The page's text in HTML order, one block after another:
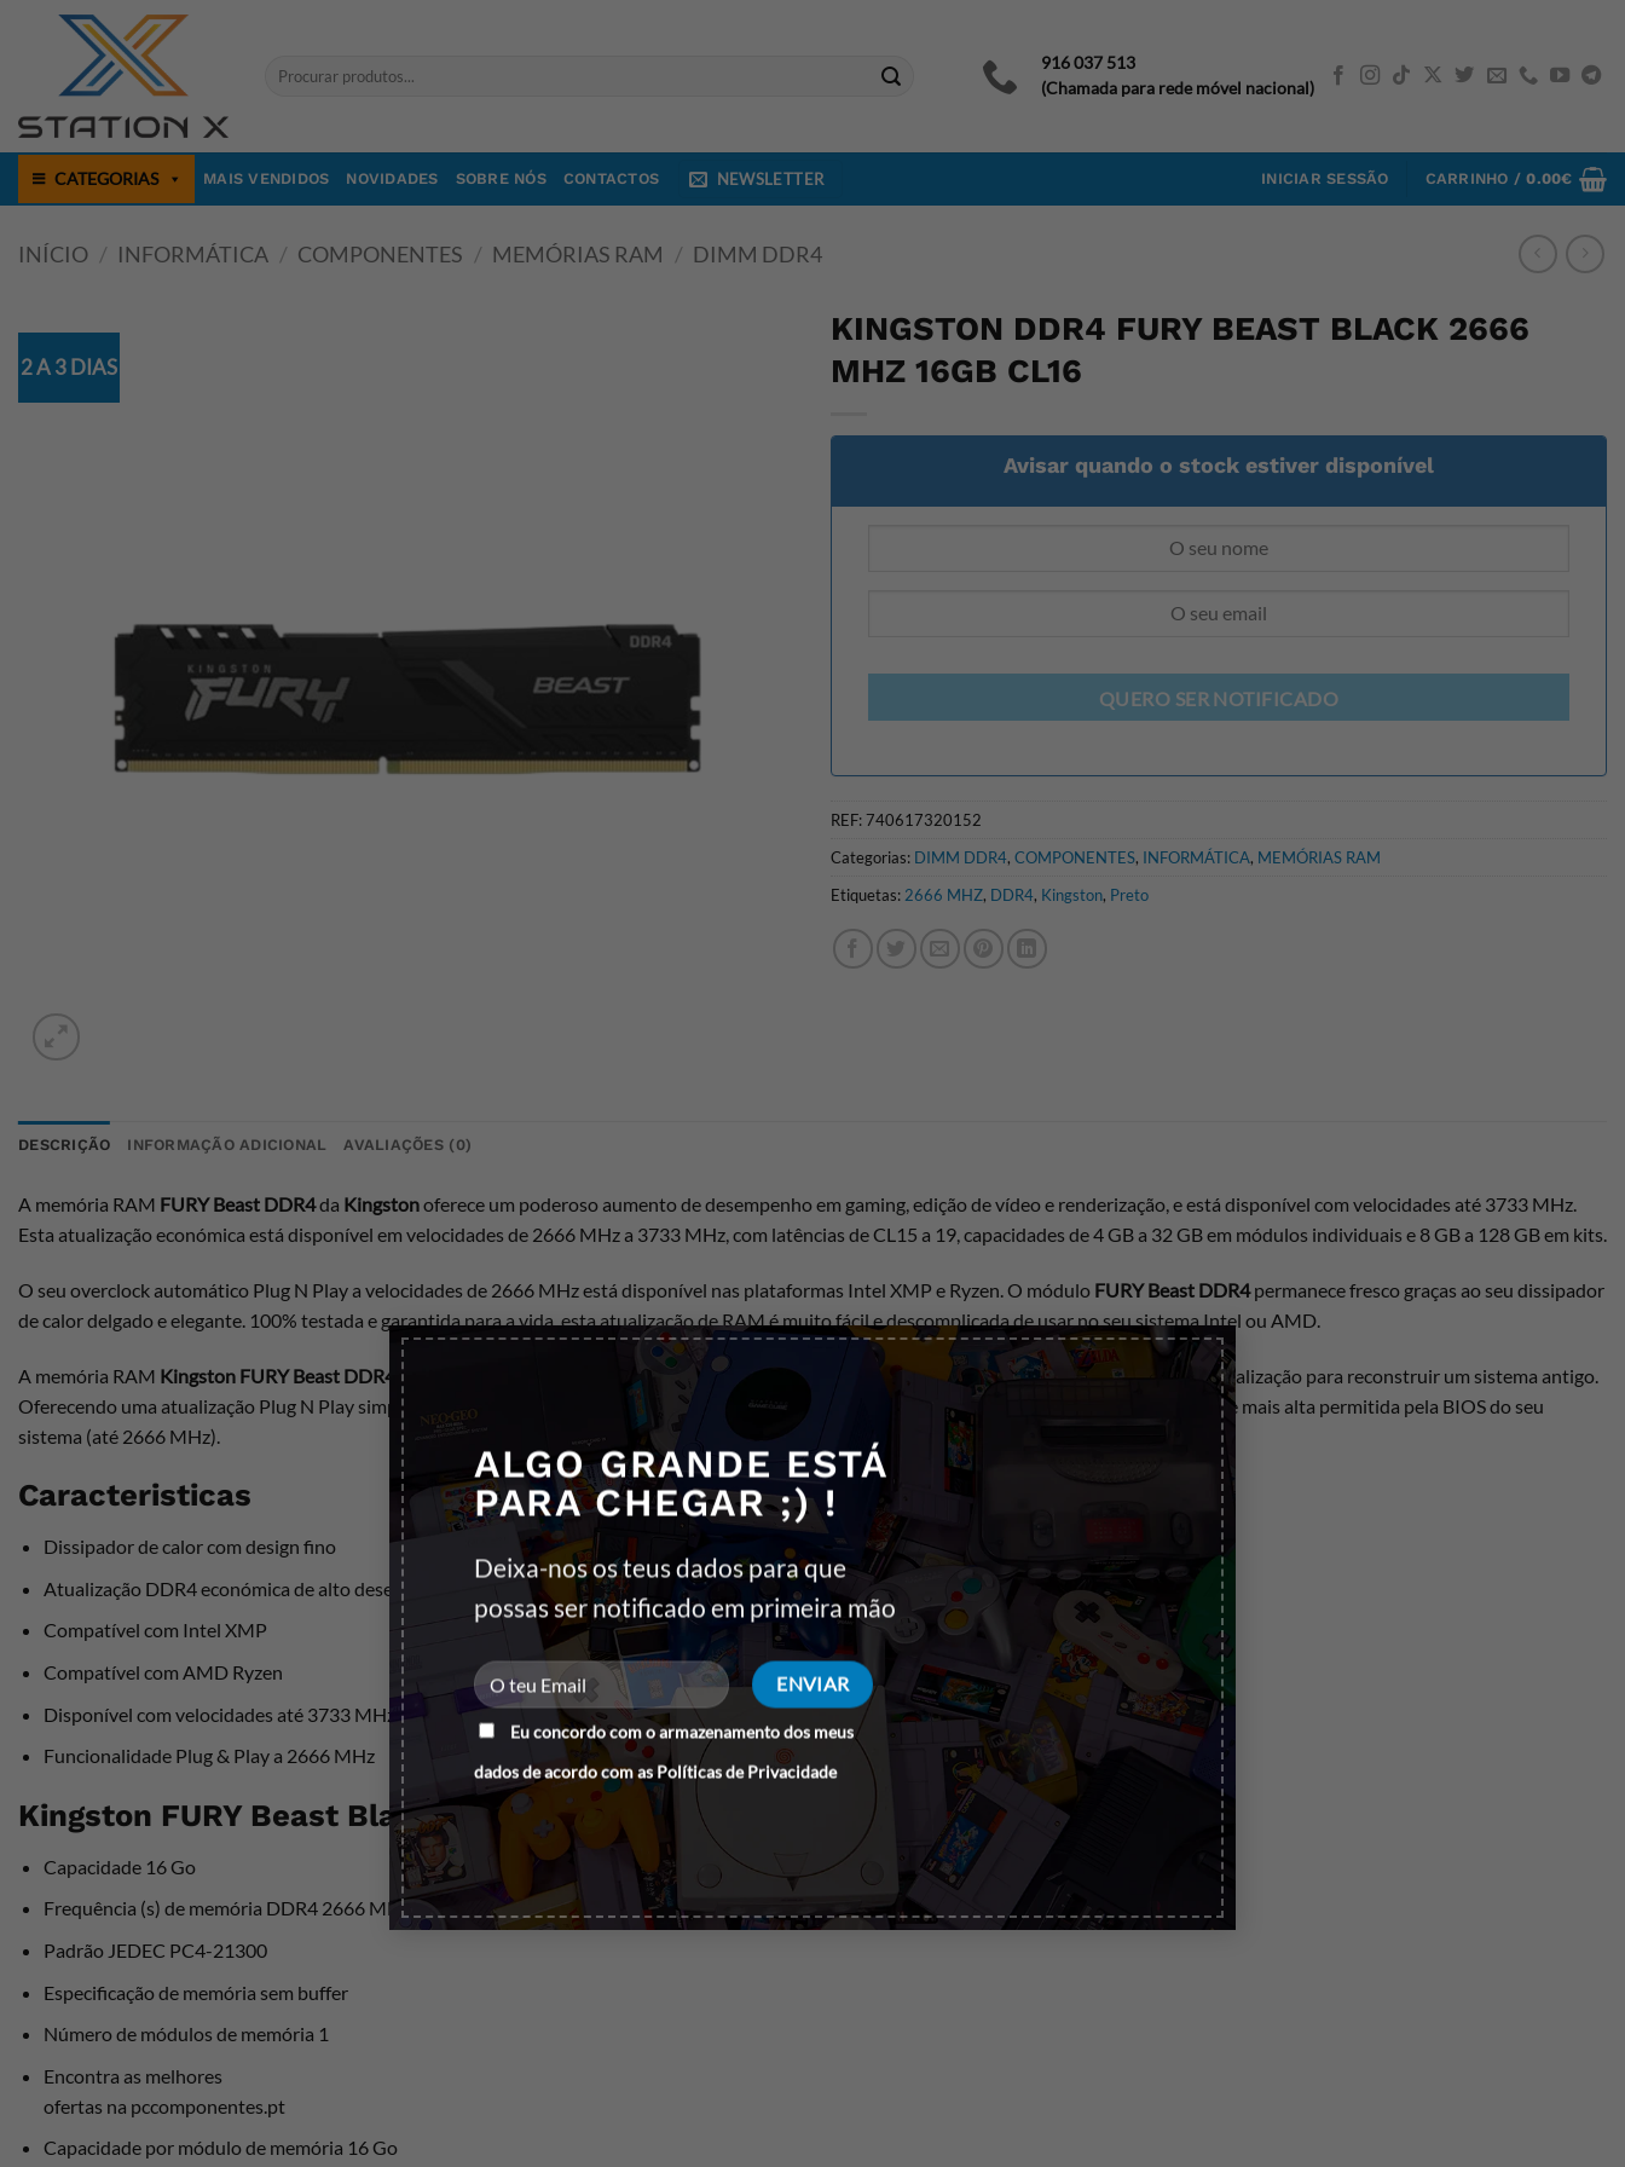
ALGO GRANDE ESTÁ
PARA CHEGAR ;) !
Deixa-nos os teus dados para que
possas ser notificado em primeira mão
Eu concordo com o armazenamento dos meus
dados de acordo com as Políticas de Privacidade
×
Pesquisar
916 037 513
(Chamada para rede móvel nacional)
CATEGORIAS MAIS VENDIDOS NOVIDADES SOBRE NÓS CONTACTOS NEWSLETTER INICIAR SESSÃO CARRINHO /0.00€
INÍCIO / INFORMÁTICA / COMPONENTES / MEMÓRIAS RAM / DIMM DDR4
2 A 3 DIAS
KINGSTON DDR4 FURY BEAST BLACK 2666
MHZ 16GB CL16
Avisar quando o stock estiver disponível
QUERO SER NOTIFICADO
REF:740617320152
Categorias: DIMM DDR4, COMPONENTES, INFORMÁTICA, MEMÓRIAS RAM
Etiquetas: 2666 MHZ, DDR4, Kingston, Preto
DESCRIÇÃO INFORMAÇÃO ADICIONAL AVALIAÇÕES (0)
A memória RAM FURY Beast DDR4da Kingstonoferece um poderoso aumento de desempenho em gaming, edição de vídeo e renderização, e está disponível com velocidades até 3733 MHz.
Esta atualização económica está disponível em velocidades de 2666 MHz a 3733 MHz, com latências de CL15 a 19, capacidades de 4 GB a 32 GB em módulos individuais e 8 GB a 128 GB em kits.
O seu overclock automático Plug N Play a velocidades de 2666 MHz está disponível nas plataformas Intel XMP e Ryzen. O módulo FURY Beast DDR4permanece fresco graças ao seu dissipador
de calor delgado e elegante. 100% testada e garantida para a vida, esta atualização de RAM é muito fácil e descomplicada de usar no seu sistema Intel ou AMD.
A memória RAM Kingston FURY Beast DDR4 é a escolha perfeita para desenvolvedores de sistemas e para qualquer utilizador que procure uma atualização para reconstruir um sistema antigo.
Oferecendo uma atualização Plug N Play simples e fácil, a memória
Kingston FURY Beast DDR4
fará o overclock automaticamente para a velocidade mais alta permitida pela BIOS do seu
sistema (até 2666 MHz).
Caracteristicas
Dissipador de calor com design fino
Atualização DDR4 económica de alto desempenho
Compatível com Intel XMP
Compatível com AMD Ryzen
Disponível com velocidades até 3733 MHz e capacidades até 128 GB
Funcionalidade Plug & Play a 2666 MHz
Kingston FURY Beast Black DDR4 Especificações:
Capacidade 16 Go
Frequência (s) de memória DDR4 2666 MHz
Padrão JEDEC PC4-21300
Especificação de memória sem buffer
Número de módulos de memória 1
Encontra as melhores
ofertas na pccomponentes.pt
Capacidade por módulo de memória 16 Go